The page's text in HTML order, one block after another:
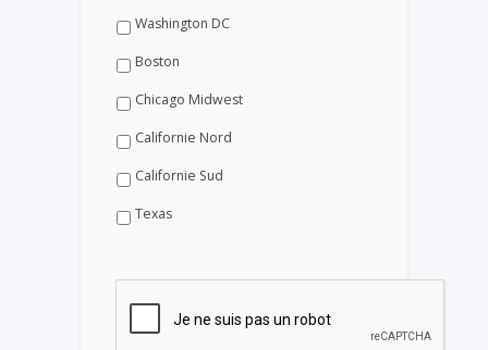
Washington DC
Boston
Chicago Midwest
Californie Nord
Californie Sud
Texas